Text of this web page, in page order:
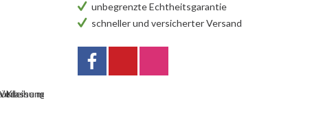
unbegrenzte Echtheitsgarantie
schneller und versicherter Versand